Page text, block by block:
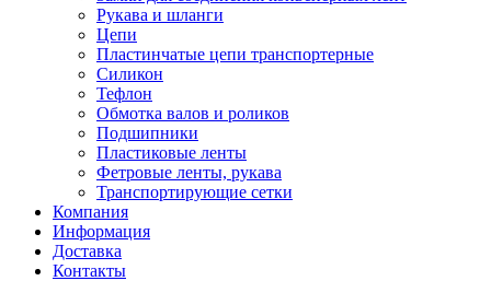
Рукава и шланги
Цепи
Пластинчатые цепи транспортерные
Силикон
Тефлон
Обмотка валов и роликов
Подшипники
Пластиковые ленты
Фетровые ленты, рукава
Транспортирующие сетки
Компания
Информация
Доставка
Контакты